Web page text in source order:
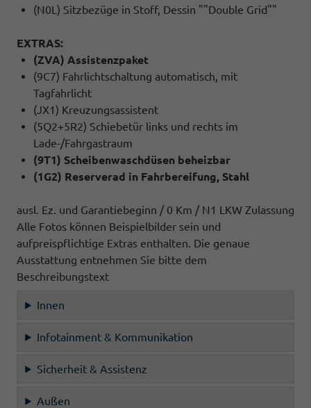
(N0L) Sitzbezüge in Stoff, Dessin ""Double Grid""
EXTRAS:
(ZVA) Assistenzpaket
(9C7) Fahrlichtschaltung automatisch, mit
Tagfahrlicht
(JX1) Kreuzungsassistent
(5Q2+5R2) Schiebetür links und rechts im
Lade-/Fahrgastraum
(9T1) Scheibenwaschdüsen beheizbar
(1G2) Reserverad in Fahrbereifung, Stahl
ausl. Ez. und Garantiebeginn / 0 Km / N1 LKW Zulassung
Alle Fotos können Beispielbilder sein und
aufpreispflichtige Extras enthalten. Die genaue
Ausstattung entnehmen Sie bitte dem
Beschreibungstext
Innen
Infotainment & Kommunikation
Sicherheit & Assistenz
Außen